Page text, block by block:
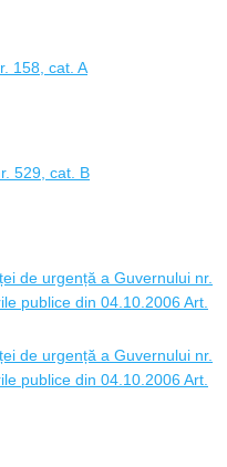
158, cat. A
529, cat. B
de urgență a Guvernului nr.
publice din 04.10.2006 Art.
de urgență a Guvernului nr.
publice din 04.10.2006 Art.